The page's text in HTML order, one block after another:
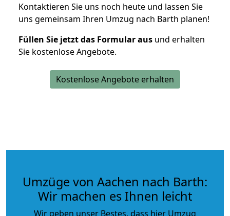
Kontaktieren Sie uns noch heute und lassen Sie
uns gemeinsam Ihren Umzug nach Barth planen!
Füllen Sie jetzt das Formular aus und erhalten
Sie kostenlose Angebote.
Kostenlose Angebote erhalten
Umzüge von Aachen nach Barth:
Wir machen es Ihnen leicht
Wir geben unser Bestes, dass hier Umzug